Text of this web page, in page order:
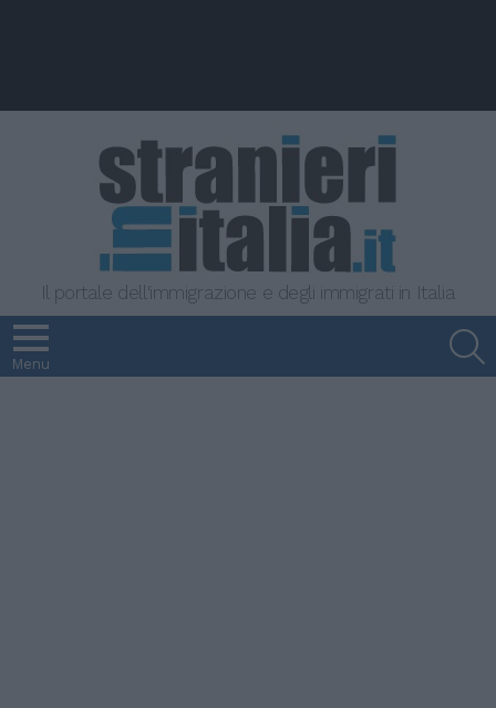
Il portale dell'immigrazione e degli immigrati in Italia
Menu